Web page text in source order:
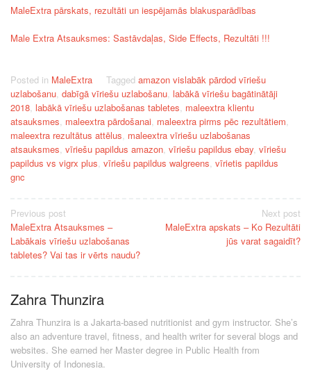
MaleExtra pārskats, rezultāti un iespējamās blakusparādības
Male Extra Atsauksmes: Sastāvdaļas, Side Effects, Rezultāti !!!
Posted in MaleExtra Tagged amazon vislabāk pārdod vīriešu
uzlabošanu, dabīgā vīriešu uzlabošanu, labākā vīriešu bagātinātāji
2018, labākā vīriešu uzlabošanas tabletes, maleextra klientu
atsauksmes, maleextra pārdošanai, maleextra pirms pēc rezultātiem,
maleextra rezultātus attēlus, maleextra vīriešu uzlabošanas
atsauksmes, vīriešu papildus amazon, vīriešu papildus ebay, vīriešu
papildus vs vigrx plus, vīriešu papildus walgreens, vīrietis papildus
gnc
Post
navigation
Previous post
MaleExtra Atsauksmes –
Labākais vīriešu uzlabošanas
tabletes? Vai tas ir vērts naudu?
Next post
MaleExtra apskats – Ko Rezultāti
jūs varat sagaidīt?
Zahra Thunzira
Zahra Thunzira is a Jakarta-based nutritionist and gym instructor. She’s
also an adventure travel, fitness, and health writer for several blogs and
websites. She earned her Master degree in Public Health from
University of Indonesia.